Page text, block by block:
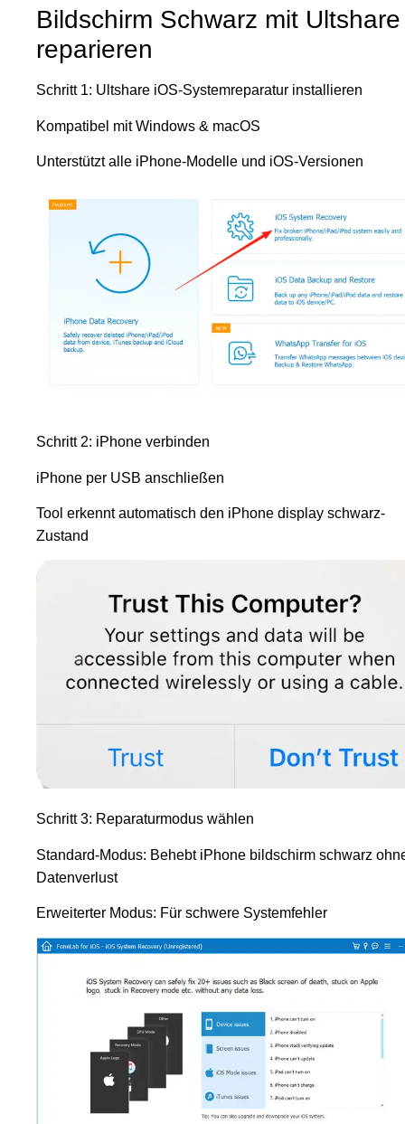
Bildschirm Schwarz mit Ultshare
reparieren
Schritt 1: Ultshare iOS-Systemreparatur installieren
Kompatibel mit Windows & macOS
Unterstützt alle iPhone-Modelle und iOS-Versionen
Schritt 2: iPhone verbinden
iPhone per USB anschließen
Tool erkennt automatisch den iPhone display schwarz-
Zustand
Schritt 3: Reparaturmodus wählen
Standard-Modus: Behebt iPhone bildschirm schwarz
Datenverlust
Erweiterter Modus: Für schwere Systemfehler